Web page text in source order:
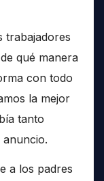
trabajadores
qué manera
con todo
la mejor
tanto
a los padres